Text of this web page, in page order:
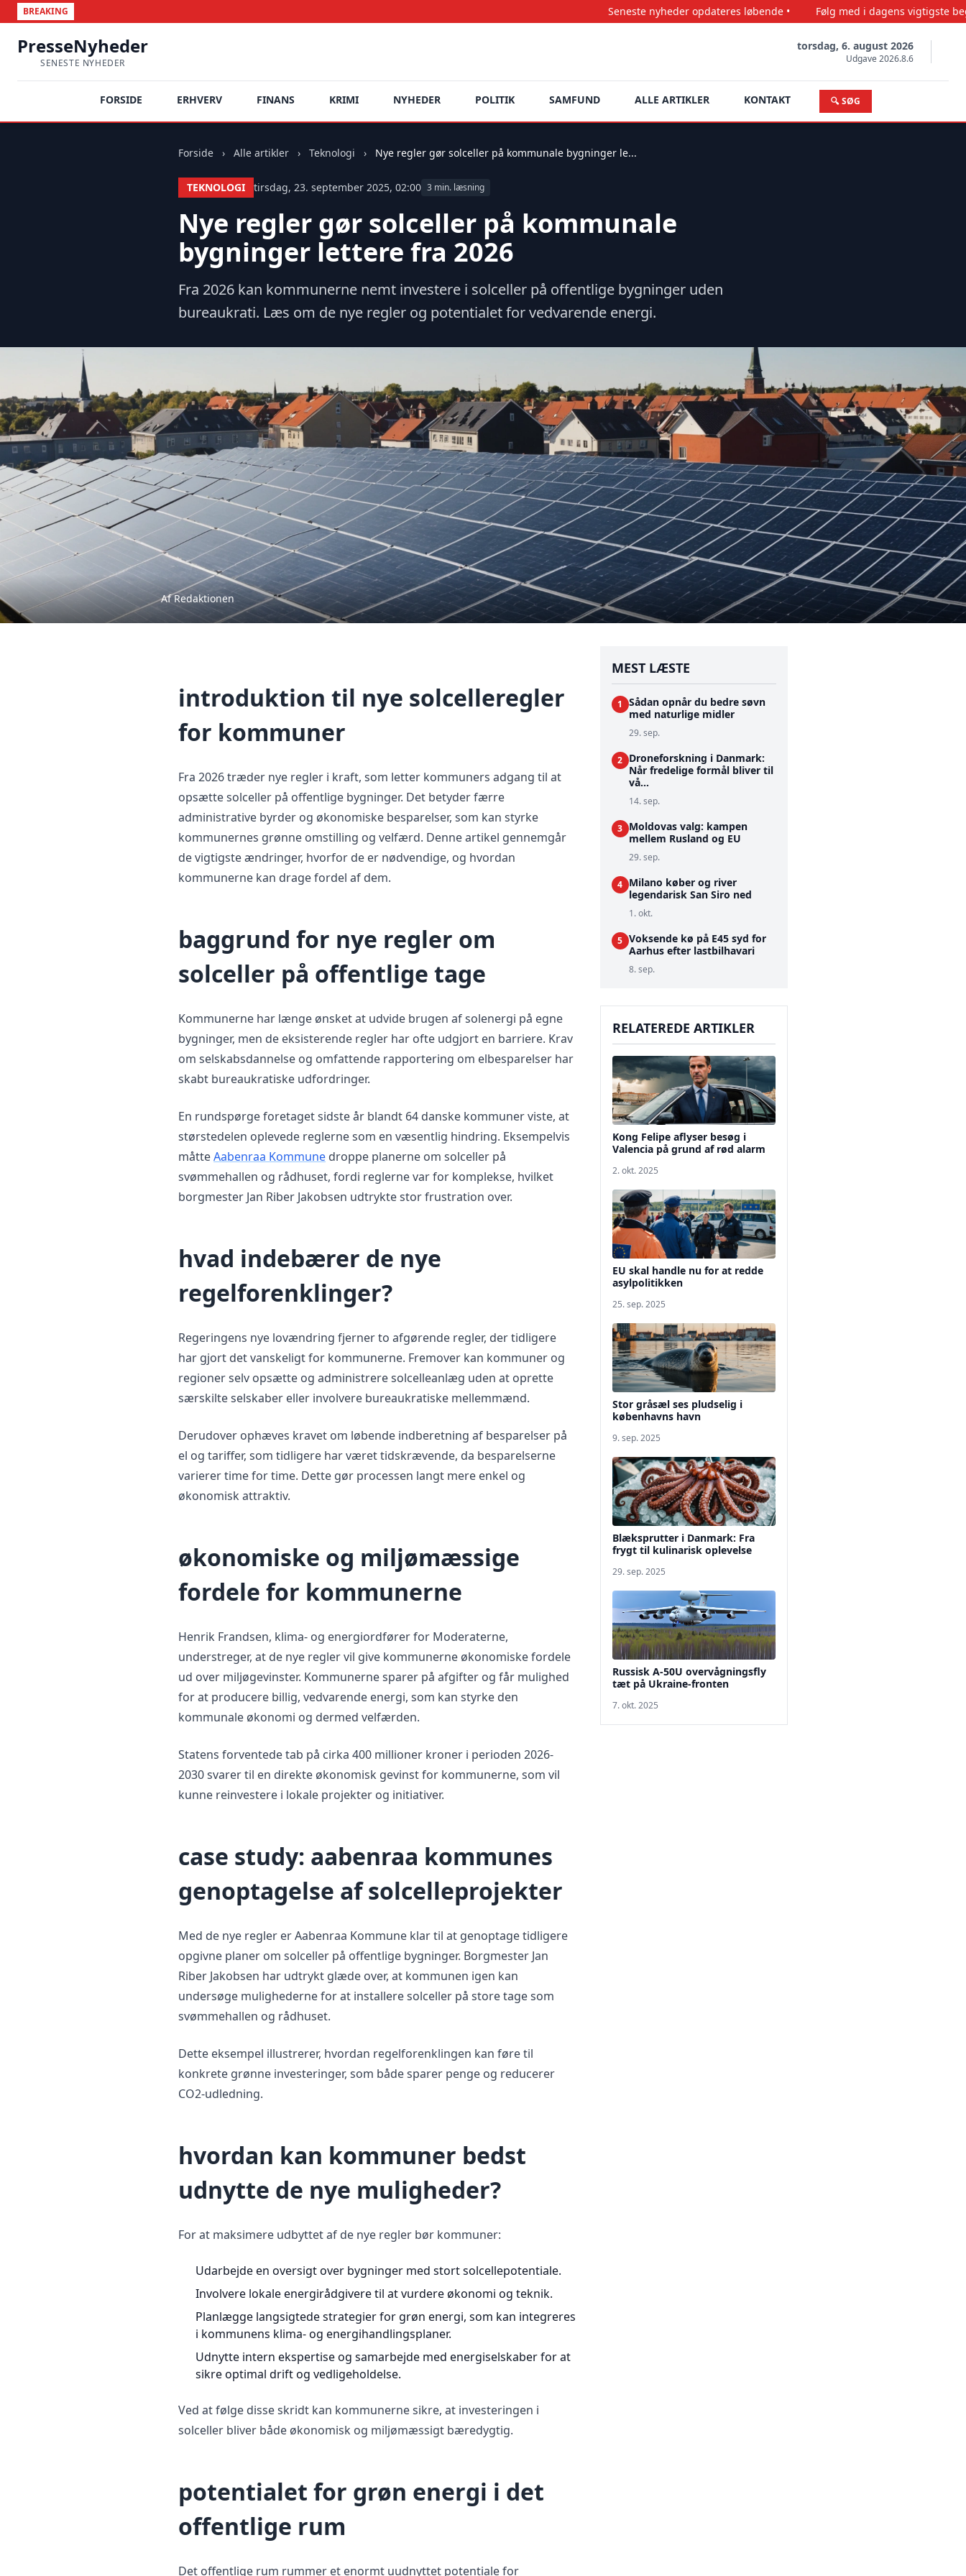
BREAKING Seneste nyheder opdateres løbende • Følg med i dagens vigtigste begivenheder •
PresseNyheder
SENESTE NYHEDER
torsdag, 6. august 2026
Udgave 2026.8.6
FORSIDE ERHVERV FINANS KRIMI NYHEDER POLITIK SAMFUND ALLE ARTIKLER KONTAKT 🔍 SØG
Forside › Alle artikler › Teknologi › Nye regler gør solceller på kommunale bygninger le...
TEKNOLOGI tirsdag, 23. september 2025, 02:00 3 min. læsning
Nye regler gør solceller på kommunale
bygninger lettere fra 2026
Fra 2026 kan kommunerne nemt investere i solceller på offentlige bygninger uden
bureaukrati. Læs om de nye regler og potentialet for vedvarende energi.
Af Redaktionen
introduktion til nye solcelleregler
for kommuner
Fra 2026 træder nye regler i kraft, som letter kommuners adgang til at
opsætte solceller på offentlige bygninger. Det betyder færre
administrative byrder og økonomiske besparelser, som kan styrke
kommunernes grønne omstilling og velfærd. Denne artikel gennemgår
de vigtigste ændringer, hvorfor de er nødvendige, og hvordan
kommunerne kan drage fordel af dem.
baggrund for nye regler om
solceller på offentlige tage
Kommunerne har længe ønsket at udvide brugen af solenergi på egne
bygninger, men de eksisterende regler har ofte udgjort en barriere. Krav
om selskabsdannelse og omfattende rapportering om elbesparelser har
skabt bureaukratiske udfordringer.
En rundspørge foretaget sidste år blandt 64 danske kommuner viste, at
størstedelen oplevede reglerne som en væsentlig hindring. Eksempelvis
måtteAabenraa Kommune droppe planerne om solceller på
svømmehallen og rådhuset, fordi reglerne var for komplekse, hvilket
borgmester Jan Riber Jakobsen udtrykte stor frustration over.
hvad indebærer de nye
regelforenklinger?
Regeringens nye lovændring fjerner to afgørende regler, der tidligere
har gjort det vanskeligt for kommunerne. Fremover kan kommuner og
regioner selv opsætte og administrere solcelleanlæg uden at oprette
særskilte selskaber eller involvere bureaukratiske mellemmænd.
Derudover ophæves kravet om løbende indberetning af besparelser på
el og tariffer, som tidligere har været tidskrævende, da besparelserne
varierer time for time. Dette gør processen langt mere enkel og
økonomisk attraktiv.
økonomiske og miljømæssige
fordele for kommunerne
Henrik Frandsen, klima- og energiordfører for Moderaterne,
understreger, at de nye regler vil give kommunerne økonomiske fordele
ud over miljøgevinster. Kommunerne sparer på afgifter og får mulighed
for at producere billig, vedvarende energi, som kan styrke den
kommunale økonomi og dermed velfærden.
Statens forventede tab på cirka 400 millioner kroner i perioden 2026-
2030 svarer til en direkte økonomisk gevinst for kommunerne, som vil
kunne reinvestere i lokale projekter og initiativer.
case study: aabenraa kommunes
genoptagelse af solcelleprojekter
Med de nye regler er Aabenraa Kommune klar til at genoptage tidligere
opgivne planer om solceller på offentlige bygninger. Borgmester Jan
Riber Jakobsen har udtrykt glæde over, at kommunen igen kan
undersøge mulighederne for at installere solceller på store tage som
svømmehallen og rådhuset.
Dette eksempel illustrerer, hvordan regelforenklingen kan føre til
konkrete grønne investeringer, som både sparer penge og reducerer
CO2-udledning.
hvordan kan kommuner bedst
udnytte de nye muligheder?
For at maksimere udbyttet af de nye regler bør kommuner:
Udarbejde en oversigt over bygninger med stort solcellepotentiale.
Involvere lokale energirådgivere til at vurdere økonomi og teknik.
Planlægge langsigtede strategier for grøn energi, som kan integreres
i kommunens klima- og energihandlingsplaner.
Udnytte intern ekspertise og samarbejde med energiselskaber for at
sikre optimal drift og vedligeholdelse.
Ved at følge disse skridt kan kommunerne sikre, at investeringen i
solceller bliver både økonomisk og miljømæssigt bæredygtig.
potentialet for grøn energi i det
offentlige rum
Det offentlige rum rummer et enormt uudnyttet potentiale for
MEST LÆSTE
1
Sådan opnår du bedre søvn
med naturlige midler
29. sep.
2 Droneforskning i Danmark:
Når fredelige formål bliver til
vå...
14. sep.
3 Moldovas valg: kampen
mellem Rusland og EU
29. sep.
4 Milano køber og river
legendarisk San Siro ned
1. okt.
5 Voksende kø på E45 syd for
Aarhus efter lastbilhavari
8. sep.
RELATEREDE ARTIKLER
Kong Felipe aflyser besøg i
Valencia på grund af rød alarm
2. okt. 2025
EU skal handle nu for at redde
asylpolitikken
25. sep. 2025
Stor gråsæl ses pludselig i
københavns havn
9. sep. 2025
Blæksprutter i Danmark: Fra
frygt til kulinarisk oplevelse
29. sep. 2025
Russisk A-50U overvågningsfly
tæt på Ukraine-fronten
7. okt. 2025